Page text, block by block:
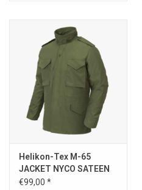
Helikon-Tex M-65
JACKET NYCO SATEEN
€99,00 *